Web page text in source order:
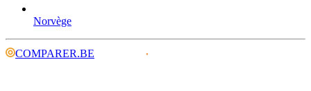
Norvège
COMPARER.BE